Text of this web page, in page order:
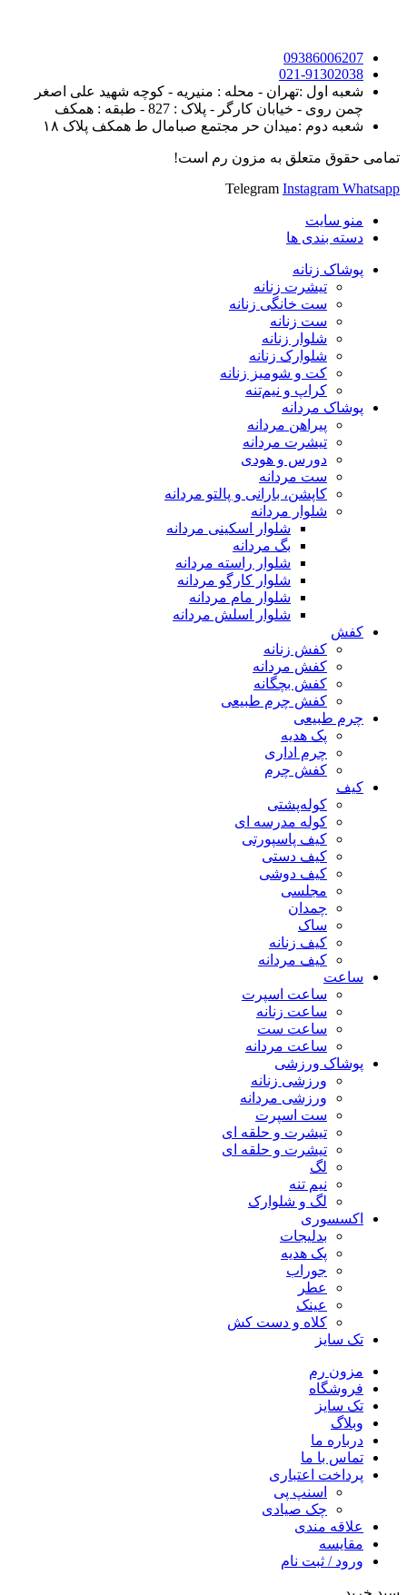
09386006207
021-91302038
شعبه اول :تهران - محله : منیریه - کوچه شهید علی اصغر
چمن روی - خیابان کارگر - پلاک : 827 - طبقه : همکف
شعبه دوم :میدان حر مجتمع صبامال ط همکف پلاک ۱۸
تمامی حقوق متعلق به مزون رم است!
Telegram Instagram Whatsapp
منو سایت
دسته بندی ها
پوشاک زنانه
تیشرت زنانه
ست خانگی زنانه
ست زنانه
شلوار زنانه
شلوارک زنانه
کت و شومیز زنانه
کراپ و نیم‌تنه
پوشاک مردانه
پیراهن مردانه
تیشرت مردانه
دورس و هودی
ست مردانه
کاپشن، بارانی و پالتو مردانه
شلوار مردانه
شلوار اسکینی مردانه
بگ مردانه
شلوار راسته مردانه
شلوار کارگو مردانه
شلوار مام مردانه
شلوار اسلش مردانه
کفش
کفش زنانه
کفش مردانه
کفش بچگانه
کفش چرم طبیعی
چرم طبیعی
پک هدیه
چرم اداری
کفش چرم
کیف
کوله‌پشتی
کوله مدرسه ای
کیف پاسپورتی
کیف دستی
کیف دوشی
مجلسی
چمدان
ساک
کیف زنانه
کیف مردانه
ساعت
ساعت اسپرت
ساعت زنانه
ساعت ست
ساعت مردانه
پوشاک ورزشی
ورزشی زنانه
ورزشی مردانه
ست اسپرت
تیشرت و حلقه ای
تیشرت و حلقه ای
لگ
نیم تنه
لگ و شلوارک
اکسسوری
بدلیجات
پک هدیه
جوراب
عطر
عینک
کلاه و دست کش
تک سایز
مزون رم
فروشگاه
تک سایز
وبلاگ
درباره ما
تماس با ما
پرداخت اعتباری
اسنپ پی
چک صیادی
علاقه مندی
مقايسه
ورود / ثبت نام